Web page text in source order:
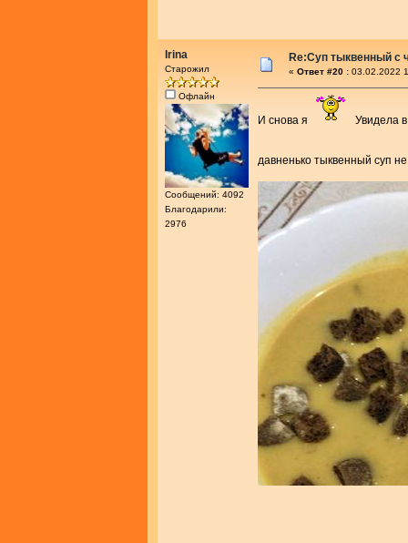
Irina
Старожил
Офлайн
Сообщений: 4092
Благодарили:
2976
Re:Суп тыквенный с
« Ответ #20 : 03.02.2022
И снова я Увидела
давненько тыквенный суп